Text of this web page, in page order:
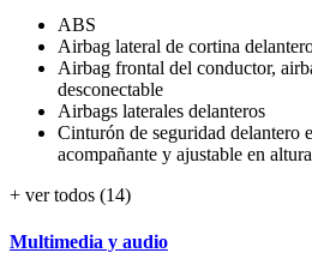
ABS
Airbag lateral de cortina
Airbag frontal del conductor,
desconectable
Airbags laterales delanteros
Cinturón de seguridad delantero
acompañante y ajustable en altura
+ ver todos (14)
Multimedia y audio